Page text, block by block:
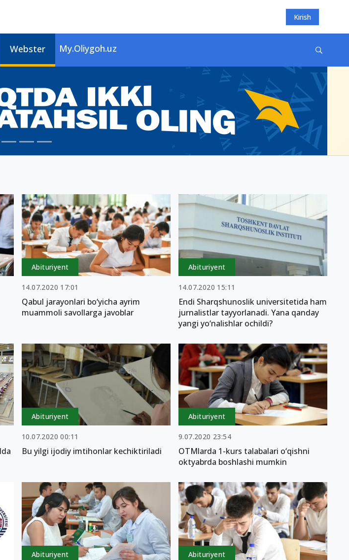
Kirish
Webster My.Oliygoh.uz
Abituriyent
14.07.2020 17:01
Qabul jarayonlari bo‘yicha ayrim
muammoli savollarga javoblar
Abituriyent
14.07.2020 15:11
Endi Sharqshunoslik universitetida ham
jurnalistlar tayyorlanadi. Yana qanday
yangi yo‘nalishlar ochildi?
Abituriyent
10.07.2020 00:11
Bu yilgi ijodiy imtihonlar kechiktiriladi
Abituriyent
9.07.2020 23:54
OTMlarda 1-kurs talabalari o‘qishni
oktyabrda boshlashi mumkin
Abituriyent Abituriyent